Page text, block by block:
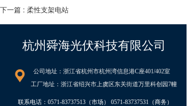
下一篇 : 柔性支架电站
杭州舜海光伏科技有限公司
公司地址：浙江省杭州市杭州湾信息港C座401/402室
工厂地址：浙江省绍兴市上虞区东关街道万里科创园7幢
联系电话： 0571-83737513 （市场） 0571-83737531 （商务）